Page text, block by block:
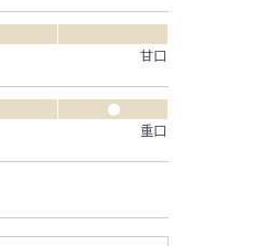
甘口
●
重口